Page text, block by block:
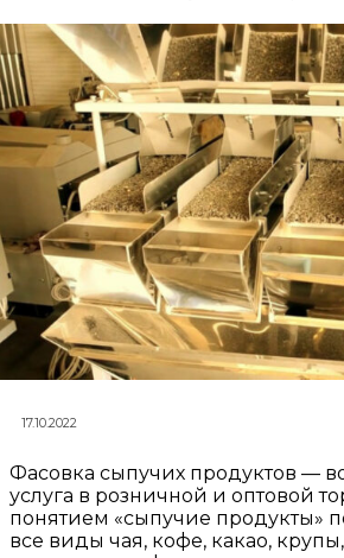
17.10.2022
Фасовка сыпучих продуктов —
услуга в розничной и оптовой
понятием «сыпучие продукты»
все виды чая, кофе, какао,